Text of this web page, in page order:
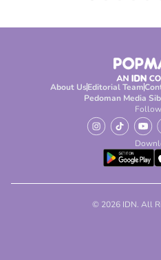
About UsEditorial Team
Pedoman Media
© 2026 IDN. All